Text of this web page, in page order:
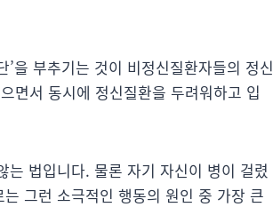
을 부추기는 것이 비정신질환자들의 정신
면서 동시에 정신질환을 두려워하고 입
법입니다. 물론 자기 자신이 병이 걸렸
그런 소극적인 행동의 원인 중 가장 큰